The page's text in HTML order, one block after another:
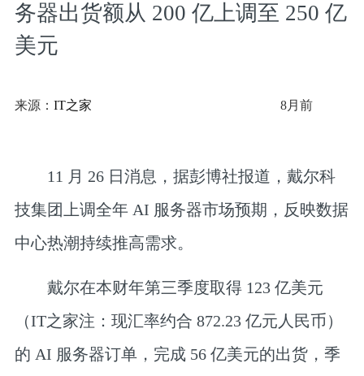
务器出货额从 200 亿上调至 250 亿
美元
来源： IT之家 8月前
11 月 26 日消息，据彭博社报道，戴尔科
技集团上调全年 AI 服务器市场预期，反映数据
中心热潮持续推高需求。
戴尔在本财年第三季度取得 123 亿美元
（IT之家注：现汇率约合 872.23 亿元人民币）
的 AI 服务器订单，完成 56 亿美元的出货，季